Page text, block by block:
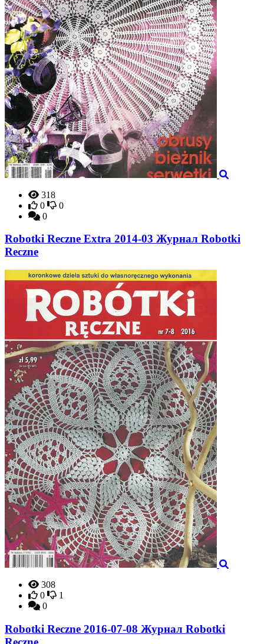
318
0
0
0
Robotki Reczne Extra 2014-03 Журнал Robotki
Reczne
308
0
1
0
Robotki Reczne 2016-07-08 Журнал Robotki